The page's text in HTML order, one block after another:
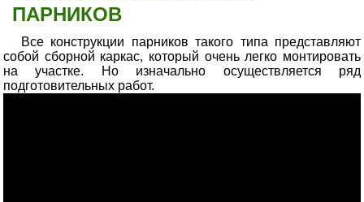
ПАРНИКОВ
Все конструкции парников такого типа представляют
собой сборной каркас, который очень легко монтировать
на участке. Но изначально осуществляется ряд
подготовительных работ.